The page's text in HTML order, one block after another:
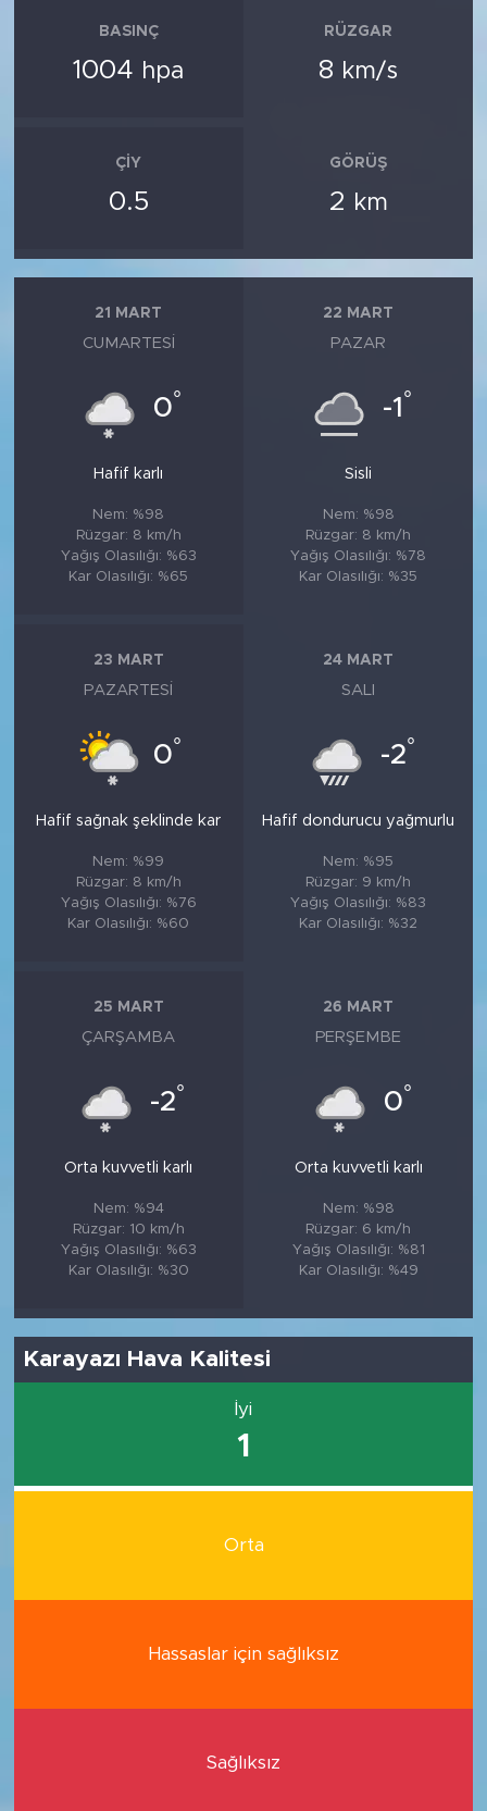
BASINÇ
1004 hpa
RÜZGAR
8 km/s
ÇIY
0.5
GÖRÜŞ
2 km
21 MART
CUMARTESI
0°
Hafif karlı
Nem: %98
Rüzgar: 8 km/h
Yağış Olasılığı: %63
Kar Olasılığı: %65
22 MART
PAZAR
-1 °
Sisli
Nem: %98
Rüzgar: 8 km/h
Yağış Olasılığı: %78
Kar Olasılığı: %35
23 MART
PAZARTESI
0°
Hafif sağnak şeklinde kar
Nem: %99
Rüzgar: 8 km/h
Yağış Olasılığı: %76
Kar Olasılığı: %60
24 MART
SALI
-2°
Hafif dondurucu yağmurlu
Nem: %95
Rüzgar: 9 km/h
Yağış Olasılığı: %83
Kar Olasılığı: %32
25 MART
ÇARŞAMBA
-2°
Orta kuvvetli karlı
Nem: %94
Rüzgar: 10 km/h
Yağış Olasılığı: %63
Kar Olasılığı: %30
26 MART
PERŞEMBE
0°
Orta kuvvetli karlı
Nem: %98
Rüzgar: 6 km/h
Yağış Olasılığı: %81
Kar Olasılığı: %49
Karayazı Hava Kalitesi
İyi
1
Orta
Hassaslar için sağlıksız
Sağlıksız